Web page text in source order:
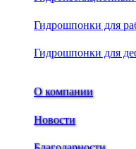
Гидрошпонки для
Гидрошпонки для
О компании
Новости